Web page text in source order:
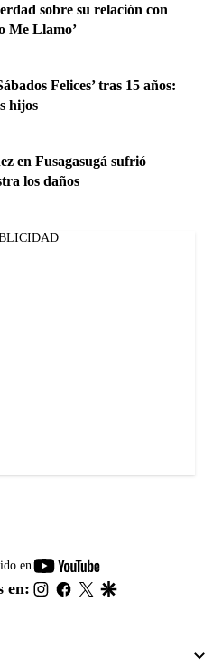
sobre su relación con
Me Llamo’
Felices’ tras 15 años:
hijos
en Fusagasugá sufrió
los daños
en
youtube-
footer
en: instagram
facebook
twitter